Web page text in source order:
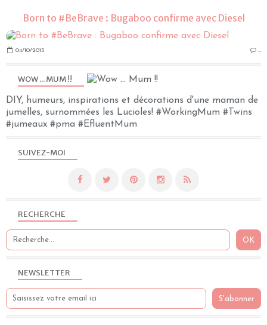
NEWSLETTER
SUIVEZ-MOI
RECHERCHE
WOW ... MUM !!
DIY, humeurs, inspirations et décorations d'une maman de
jumelles, surnommées les Lucioles! #WorkingMum #Twins
#jumeaux #pma #EfluentMum
Born to #BeBrave : Bugaboo confirme avec Diesel
04/10/2015 …